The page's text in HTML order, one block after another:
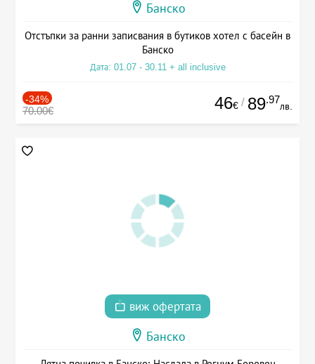
Банско
Отстъпки за ранни записвания в бутиков хотел с басейн в
Банско
Дата: 01.07 - 30.11 + all inclusive
-34%
70.00€ 46€ / 89.97
лв.
виж офертата
Банско